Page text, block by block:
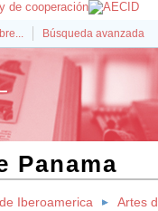
Búsqueda avanzada
Panama
Iberoamerica Artes